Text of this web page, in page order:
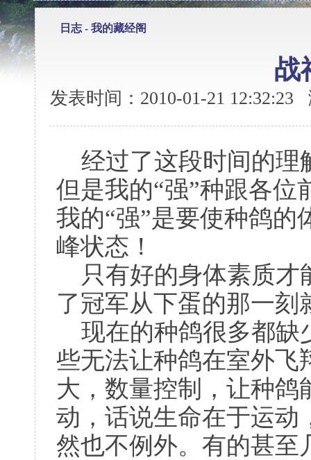
日志 - 我的藏经阁
战
发表时间：2010-01-21
经过了这段时间的理
但是我的“强”种跟各位
我的“强”是要使种鸽的
峰状态！
只有好的身体素质才
了冠军从下蛋的那一刻
现在的种鸽很多都缺
些无法让种鸽在室外飞
大，数量控制，让种鸽
动，话说生命在于运动
然也不例外。有的甚至